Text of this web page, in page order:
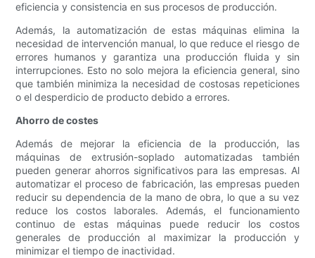
eficiencia y consistencia en sus procesos de producción.
Además, la automatización de estas máquinas elimina la
necesidad de intervención manual, lo que reduce el riesgo de
errores humanos y garantiza una producción fluida y sin
interrupciones. Esto no solo mejora la eficiencia general, sino
que también minimiza la necesidad de costosas repeticiones
o el desperdicio de producto debido a errores.
Ahorro de costes
Además de mejorar la eficiencia de la producción, las
máquinas de extrusión-soplado automatizadas también
pueden generar ahorros significativos para las empresas. Al
automatizar el proceso de fabricación, las empresas pueden
reducir su dependencia de la mano de obra, lo que a su vez
reduce los costos laborales. Además, el funcionamiento
continuo de estas máquinas puede reducir los costos
generales de producción al maximizar la producción y
minimizar el tiempo de inactividad.